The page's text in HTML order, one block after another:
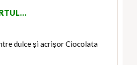
dulce și acrișor Ciocolata